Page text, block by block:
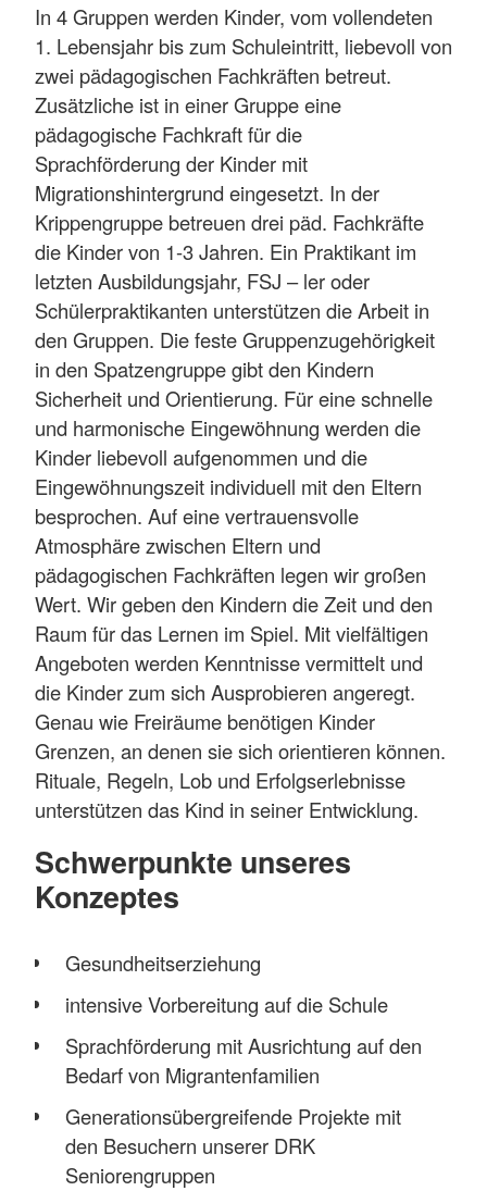
In 4 Gruppen werden Kinder, vom vollendeten
1. Lebensjahr bis zum Schuleintritt, liebevoll von
zwei pädagogischen Fachkräften betreut.
Zusätzliche ist in einer Gruppe eine
pädagogische Fachkraft für die
Sprachförderung der Kinder mit
Migrationshintergrund eingesetzt. In der
Krippengruppe betreuen drei päd. Fachkräfte
die Kinder von 1-3 Jahren. Ein Praktikant im
letzten Ausbildungsjahr, FSJ – ler oder
Schülerpraktikanten unterstützen die Arbeit in
den Gruppen. Die feste Gruppenzugehörigkeit
in den Spatzengruppe gibt den Kindern
Sicherheit und Orientierung. Für eine schnelle
und harmonische Eingewöhnung werden die
Kinder liebevoll aufgenommen und die
Eingewöhnungszeit individuell mit den Eltern
besprochen. Auf eine vertrauensvolle
Atmosphäre zwischen Eltern und
pädagogischen Fachkräften legen wir großen
Wert. Wir geben den Kindern die Zeit und den
Raum für das Lernen im Spiel. Mit vielfältigen
Angeboten werden Kenntnisse vermittelt und
die Kinder zum sich Ausprobieren angeregt.
Genau wie Freiräume benötigen Kinder
Grenzen, an denen sie sich orientieren können.
Rituale, Regeln, Lob und Erfolgserlebnisse
unterstützen das Kind in seiner Entwicklung.
Schwerpunkte unseres
Konzeptes
Gesundheitserziehung
intensive Vorbereitung auf die Schule
Sprachförderung mit Ausrichtung auf den
Bedarf von Migrantenfamilien
Generationsübergreifende Projekte mit
den Besuchern unserer DRK
Seniorengruppen